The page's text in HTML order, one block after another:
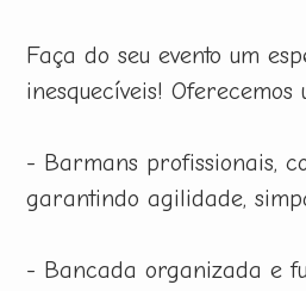
Faça do seu evento um
inesquecíveis!
- Barmans profissionais,
garantindo agilidade,
- Bancada organizada e